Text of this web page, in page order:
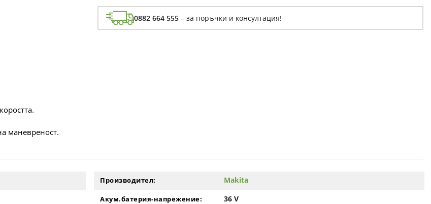
0882 664 555 – за поръчки и консултация!
маневреност.
Производител: Makita
Акум.батерия-напрежение: 36 V